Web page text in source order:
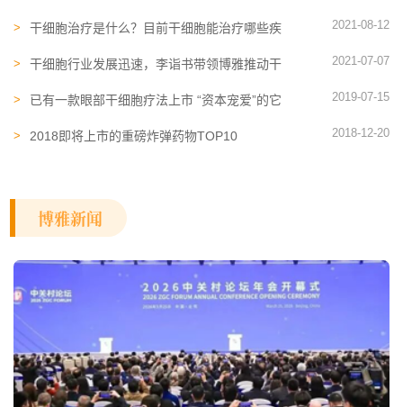
干细胞治疗是什么？目前干细胞能治疗哪些疾
2021-08-12
干细胞行业发展迅速，李诣书带领博雅推动干
2021-07-07
已有一款眼部干细胞疗法上市 “资本宠爱”的它
2019-07-15
2018即将上市的重磅炸弹药物TOP10 2018-12-20
博雅新闻